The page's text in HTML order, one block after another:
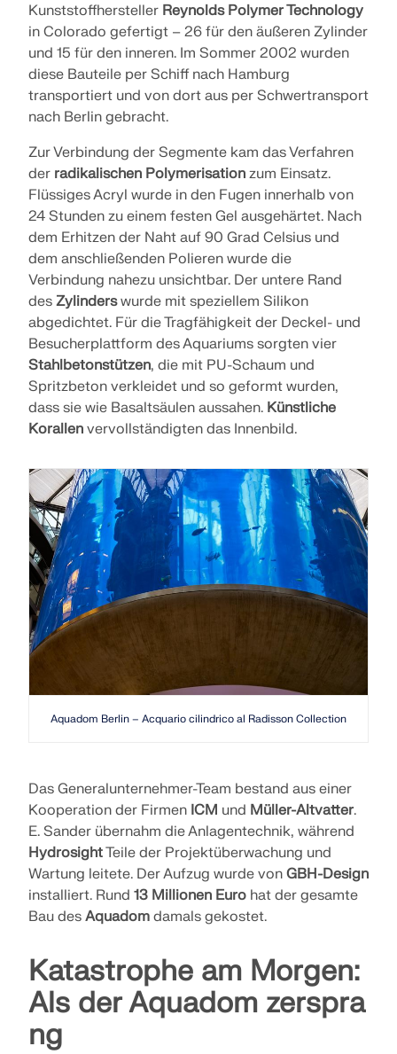
Kunststoffhersteller Reynolds Polymer Technology
in Colorado gefertigt – 26 für den äußeren Zylinder
und 15 für den inneren. Im Sommer 2002 wurden
diese Bauteile per Schiff nach Hamburg
transportiert und von dort aus per Schwertransport
nach Berlin gebracht.
Zur Verbindung der Segmente kam das Verfahren
der radikalischen Polymerisation zum Einsatz.
Flüssiges Acryl wurde in den Fugen innerhalb von
24 Stunden zu einem festen Gel ausgehärtet. Nach
dem Erhitzen der Naht auf 90 Grad Celsius und
dem anschließenden Polieren wurde die
Verbindung nahezu unsichtbar. Der untere Rand
des Zylinderswurde mit speziellem Silikon
abgedichtet. Für die Tragfähigkeit der Deckel- und
Besucherplattform des Aquariums sorgten vier
Stahlbetonstützen, die mit PU-Schaum und
Spritzbeton verkleidet und so geformt wurden,
dass sie wie Basaltsäulen aussahen. Künstliche
Korallen vervollständigten das Innenbild.
Aquadom Berlin – Acquario cilindrico al Radisson Collection Hotel
Das Generalunternehmer-Team bestand aus einer
Kooperation der Firmen ICM und Müller-Altvatter.
E. Sander übernahm die Anlagentechnik, während
HydrosightTeile der Projektüberwachung und
Wartung leitete. Der Aufzug wurde von GBH-Design
installiert. Rund 13 Millionen Euro hat der gesamte
Bau des Aquadom damals gekostet.
Katastrophe am Morgen:
Als der Aquadom zerspra
ng